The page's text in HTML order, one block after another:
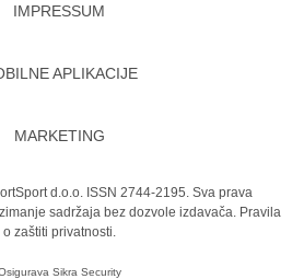
IMPRESSUM
APLIKACIJE
MARKETING
d.o.o. ISSN 2744-2195. Sva prava
sadržaja bez dozvole izdavača. Pravila
o zaštiti privatnosti.
Sikra Security